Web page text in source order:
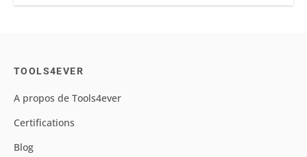
TOOLS4EVER
A propos de Tools4ever
Certifications
Blog